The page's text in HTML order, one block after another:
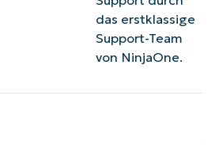
das erstklassige
Support-Team
von NinjaOne.